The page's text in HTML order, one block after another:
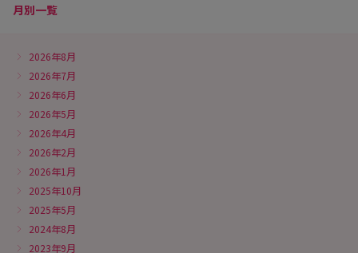
月別一覧
2026年8月
2026年7月
2026年6月
2026年5月
2026年4月
2026年2月
2026年1月
2025年10月
2025年5月
2024年8月
2023年9月